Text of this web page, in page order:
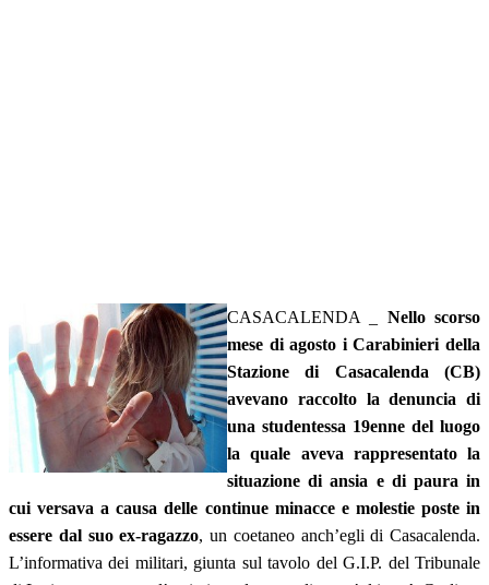
CASACALENDA _ Nello scorso
mese di agosto i Carabinieri della
Stazione di Casacalenda (CB)
avevano raccolto la denuncia di
una studentessa 19enne del luogo
la quale aveva rappresentato la
situazione di ansia e di paura in
cui versava a causa delle continue minacce e molestie poste in
essere dal suo ex-ragazzo, un coetaneo anch’egli di Casacalenda.
L’informativa dei militari, giunta sul tavolo del G.I.P. del Tribunale